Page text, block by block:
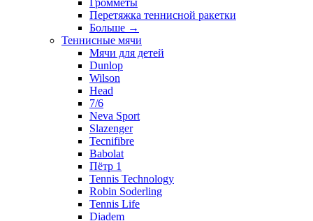
Громметы
Перетяжка теннисной ракетки
Больше →
Теннисные мячи
Мячи для детей
Dunlop
Wilson
Head
7/6
Neva Sport
Slazenger
Tecnifibre
Babolat
Пётр 1
Tennis Technology
Robin Soderling
Tennis Life
Diadem